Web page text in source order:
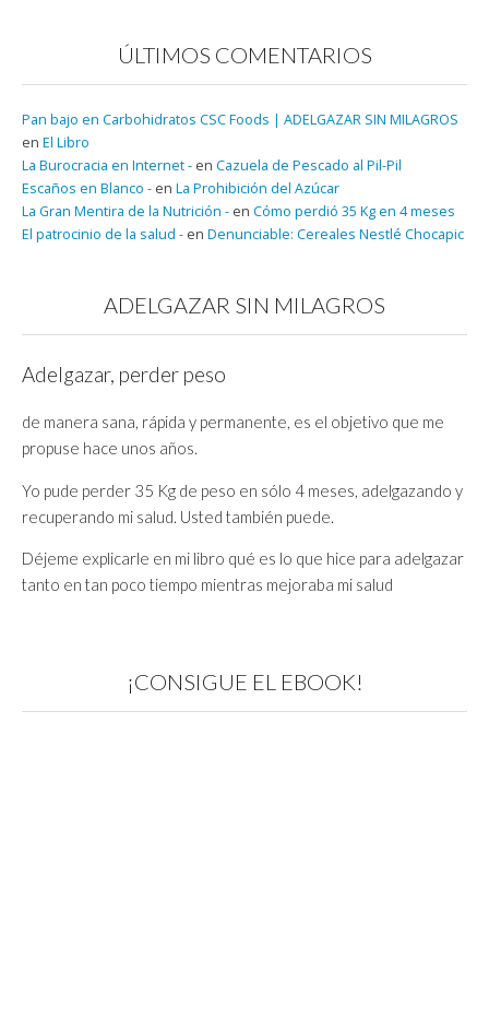
ÚLTIMOS COMENTARIOS
Pan bajo en Carbohidratos CSC Foods | ADELGAZAR SIN MILAGROS
en El Libro
La Burocracia en Internet - en Cazuela de Pescado al Pil-Pil
Escaños en Blanco - en La Prohibición del Azúcar
La Gran Mentira de la Nutrición - en Cómo perdió 35 Kg en 4 meses
El patrocinio de la salud - en Denunciable: Cereales Nestlé Chocapic
ADELGAZAR SIN MILAGROS
Adelgazar, perder peso
de manera sana, rápida y permanente, es el objetivo que me
propuse hace unos años.
Yo pude perder 35 Kg de peso en sólo 4 meses, adelgazando y
recuperando mi salud. Usted también puede.
Déjeme explicarle en mi libro qué es lo que hice para adelgazar
tanto en tan poco tiempo mientras mejoraba mi salud
¡CONSIGUE EL EBOOK!